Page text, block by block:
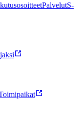
PalvelutS-